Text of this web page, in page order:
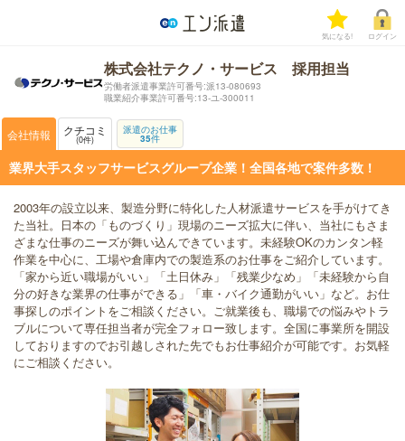
気になる! ログイン
株式会社テクノ・サービス 採用担当
労働者派遣事業許可番号:派13-080693
職業紹介事業許可番号:13-ユ-300011
会社情報 クチコミ
0件
派遣のお仕事
35件
業界大手スタッフサービスグループ企業！全国各地で案件多数！
2003年の設立以来、製造分野に特化した人材派遣サービスを手がけてき
た当社。日本の「ものづくり」現場のニーズ拡大に伴い、当社にもさま
ざまな仕事のニーズが舞い込んできています。未経験OKのカンタン軽
作業を中心に、工場や倉庫内での製造系のお仕事をご紹介しています。
「家から近い職場がいい」「土日休み」「残業少なめ」「未経験から自
分の好きな業界の仕事ができる」「車・バイク通勤がいい」など。お仕
事探しのポイントをご相談ください。ご就業後も、職場での悩みやトラ
ブルについて専任担当者が完全フォロー致します。全国に事業所を開設
しておりますのでお引越しされた先でもお仕事紹介が可能です。お気軽
にご相談ください。